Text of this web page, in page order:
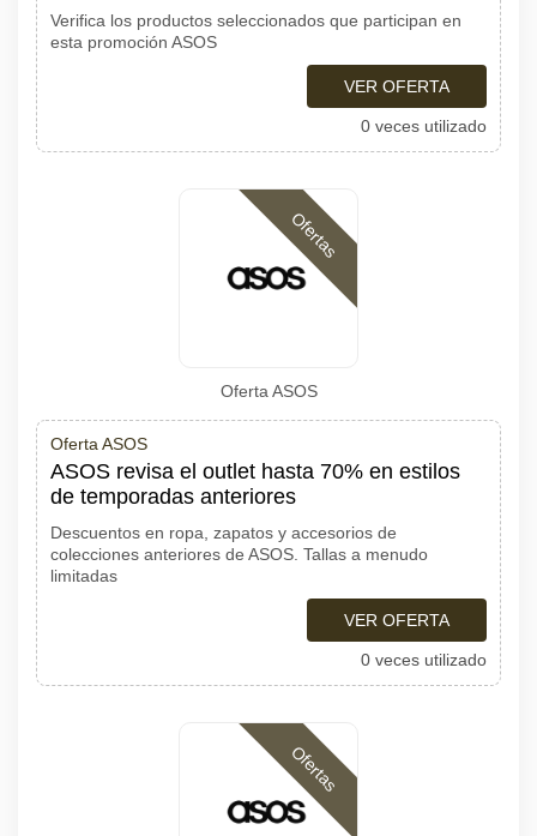
Verifica los productos seleccionados que participan en
esta promoción ASOS
VER OFERTA
0 veces utilizado
Ofertas
Oferta ASOS
Oferta ASOS
ASOS revisa el outlet hasta 70% en estilos
de temporadas anteriores
Descuentos en ropa, zapatos y accesorios de
colecciones anteriores de ASOS. Tallas a menudo
limitadas
VER OFERTA
0 veces utilizado
Ofertas